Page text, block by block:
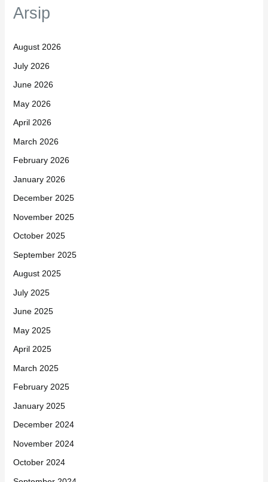
Arsip
August 2026
July 2026
June 2026
May 2026
April 2026
March 2026
February 2026
January 2026
December 2025
November 2025
October 2025
September 2025
August 2025
July 2025
June 2025
May 2025
April 2025
March 2025
February 2025
January 2025
December 2024
November 2024
October 2024